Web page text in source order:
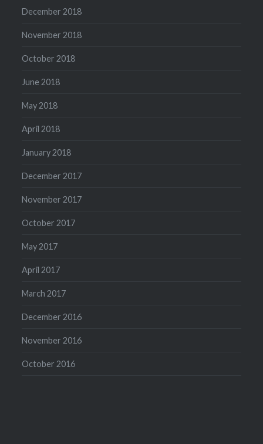
December 2018
November 2018
October 2018
June 2018
May 2018
April 2018
January 2018
December 2017
November 2017
October 2017
May 2017
April 2017
March 2017
December 2016
November 2016
October 2016